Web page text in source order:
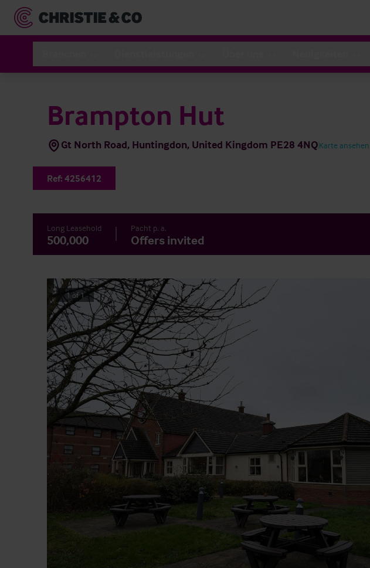
Brampton Hut
Gt North Road, Huntingdon, United Kingdom PE28 4NQKarte ansehen
Ref: 4256412
Long Leasehold
500,000
Pacht p. a.
Offers invited
1of1